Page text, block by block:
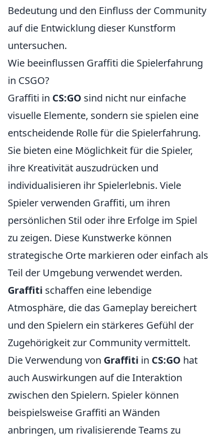
Bedeutung und den Einfluss der Community
auf die Entwicklung dieser Kunstform
untersuchen.
Wie beeinflussen Graffiti die Spielerfahrung
in CSGO?
Graffiti in CS:GO sind nicht nur einfache
visuelle Elemente, sondern sie spielen eine
entscheidende Rolle für die Spielerfahrung.
Sie bieten eine Möglichkeit für die Spieler,
ihre Kreativität auszudrücken und
individualisieren ihr Spielerlebnis. Viele
Spieler verwenden Graffiti, um ihren
persönlichen Stil oder ihre Erfolge im Spiel
zu zeigen. Diese Kunstwerke können
strategische Orte markieren oder einfach als
Teil der Umgebung verwendet werden.
Graffiti schaffen eine lebendige
Atmosphäre, die das Gameplay bereichert
und den Spielern ein stärkeres Gefühl der
Zugehörigkeit zur Community vermittelt.
Die Verwendung von Graffiti in CS:GO hat
auch Auswirkungen auf die Interaktion
zwischen den Spielern. Spieler können
beispielsweise Graffiti an Wänden
anbringen, um rivalisierende Teams zu